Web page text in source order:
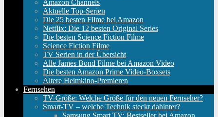
Amazon Channels
Aktuelle Top-Serien
Die 25 besten Filme bei Amazon
Netflix: Die 12 besten Original Series
Die besten Science Fiction Filme
Science Fiction Filme
TV Serien in der Übersicht
Alle James Bond Filme bei Amazon Video
Die besten Amazon Prime Video-Boxsets
Ältere Heimkino-Premieren
Fernsehen
TV-Größe: Welche Größe für den neuen Fernseher?
Smart-TV – welche Technik steckt dahinter?
Samsung Smart TV: Bestseller bei Amazon